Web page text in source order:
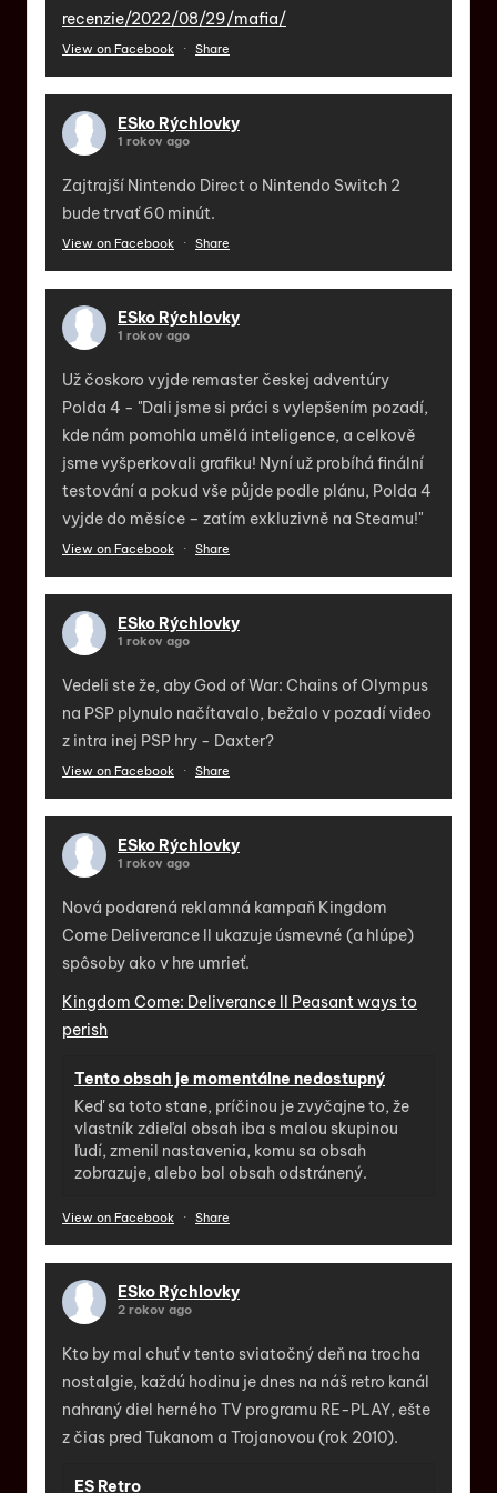
recenzie/2022/08/29/mafia/
View on Facebook · Share
ESko Rýchlovky
1 rokov ago
Zajtrajší Nintendo Direct o Nintendo Switch 2
bude trvať 60 minút.
View on Facebook · Share
ESko Rýchlovky
1 rokov ago
Už čoskoro vyjde remaster českej adventúry
Polda 4 - "Dali jsme si práci s vylepšením pozadí,
kde nám pomohla umělá inteligence, a celkově
jsme vyšperkovali grafiku! Nyní už probíhá finální
testování a pokud vše půjde podle plánu, Polda 4
vyjde do měsíce – zatím exkluzivně na Steamu!"
View on Facebook · Share
ESko Rýchlovky
1 rokov ago
Vedeli ste že, aby God of War: Chains of Olympus
na PSP plynulo načítavalo, bežalo v pozadí video
z intra inej PSP hry - Daxter?
View on Facebook · Share
ESko Rýchlovky
1 rokov ago
Nová podarená reklamná kampaň Kingdom
Come Deliverance II ukazuje úsmevné (a hlúpe)
spôsoby ako v hre umrieť.
Kingdom Come: Deliverance II Peasant ways to
perish
Tento obsah je momentálne nedostupný
Keď sa toto stane, príčinou je zvyčajne to, že
vlastník zdieľal obsah iba s malou skupinou
ľudí, zmenil nastavenia, komu sa obsah
zobrazuje, alebo bol obsah odstránený.
View on Facebook · Share
ESko Rýchlovky
2 rokov ago
Kto by mal chuť v tento sviatočný deň na trocha
nostalgie, každú hodinu je dnes na náš retro kanál
nahraný diel herného TV programu RE-PLAY, ešte
z čias pred Tukanom a Trojanovou (rok 2010).
ES Retro